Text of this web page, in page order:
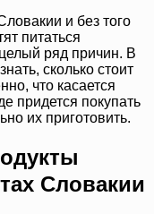
и без того
питаться
ряд причин. В
сколько стоит
что касается
придется покупать
их приготовить.
Словакии